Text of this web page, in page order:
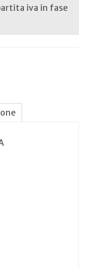
iva in fase